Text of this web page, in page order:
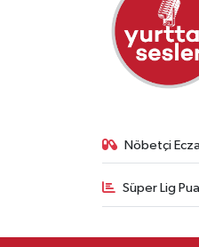
Nöbetçi
Süper Lig